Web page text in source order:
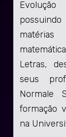
Letras,
seus
Normale
formação
na